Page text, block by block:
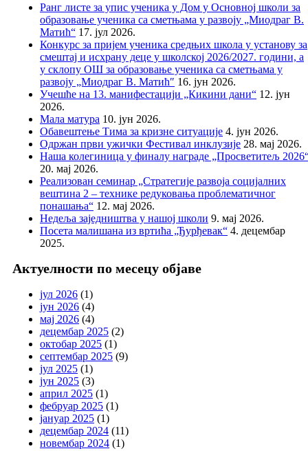
Ранг листе за упис ученика у Дом у Основној школи за
образовање ученика са сметњама у развоју „Миодраг В.
Матић“ 17. јул 2026.
Конкурс за пријем ученика средњих школа у установу за
смештај и исхрану деце у школској 2026/2027. години, а
у склопу ОШ за образовање ученика са сметњама у
развоју „Миодраг В. Матић″ 16. јун 2026.
Учешће на 13. манифестацији „Кикини дани“ 12. јун
2026.
Мала матура 10. јун 2026.
Обавештење Тима за кризне ситуације 4. јун 2026.
Одржан први ужички Фестивал инклузије 28. мај 2026.
Наша колегиница у финалу награде „Просветитељ
20. мај 2026.
Реализован семинар „Стратегије развоја социјалних
вештина 2 – технике редуковања проблематичног
понашања“ 12. мај 2026.
Недеља заједништва у нашој школи 9. мај 2026.
Посета малишана из вртића „Ђурђевак“ 4. децембар
2025.
Актуелности по месецу објаве
јул 2026 (1)
јун 2026 (4)
мај 2026 (4)
децембар 2025 (2)
октобар 2025 (1)
септембар 2025 (9)
јул 2025 (1)
јун 2025 (3)
април 2025 (1)
фебруар 2025 (1)
јануар 2025 (1)
децембар 2024 (11)
новембар 2024 (1)